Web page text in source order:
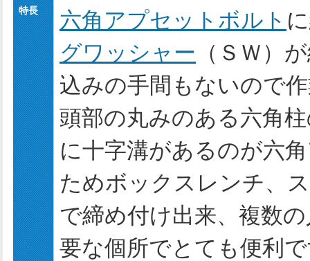
特長 六角アプセットボルト
グワッシャー （ＳＷ）
込みの手間もないので
頭部の丸みのある六角
に十字溝があるのが六
ためボックスレンチ、
で締め付け出来、複数
要な個所でとても便利